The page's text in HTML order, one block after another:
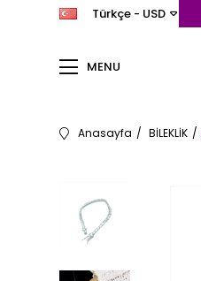
MENU
Türkçe - USD
Anasayfa BİLEKLİK